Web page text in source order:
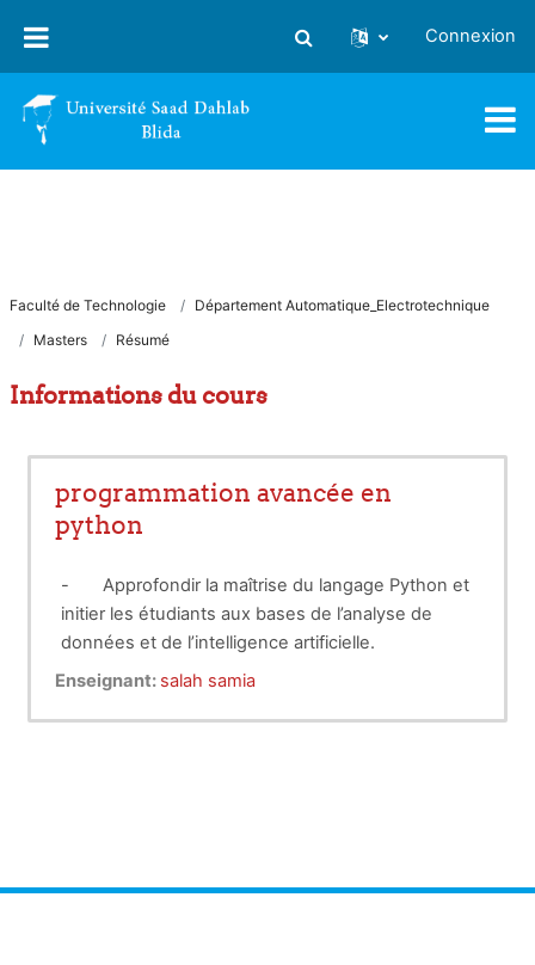
Activer/désactiver la saisie
Connexion
Faculté de Technologie
Département Automatique_Electrotechnique
Masters
Résumé
Informations du cours
programmation avancée en
python
- Approfondir la maîtrise du langage Python et
initier les étudiants aux bases de l’analyse de
données et de l’intelligence artificielle.
-
Acquérir les bases de solides en
-Apprendre à programmer en Python, Excel
Enseignant: salah samia